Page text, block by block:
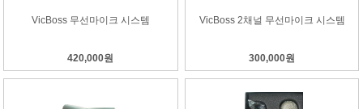
VicBoss 무선마이크 시스템
420,000원
VicBoss 2채널 무선마이크 시스템
300,000원